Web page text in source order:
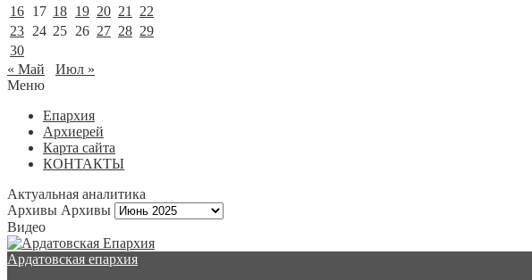
16 17 18 19 20 21
22
23 24 25 26 27 28 29
30
« Май
Июл »
Меню
Епархия
Архиерей
Карта сайта
КОНТАКТЫ
Актуальная аналитика
Архивы Архивы
Видео
Ардатовская епархия